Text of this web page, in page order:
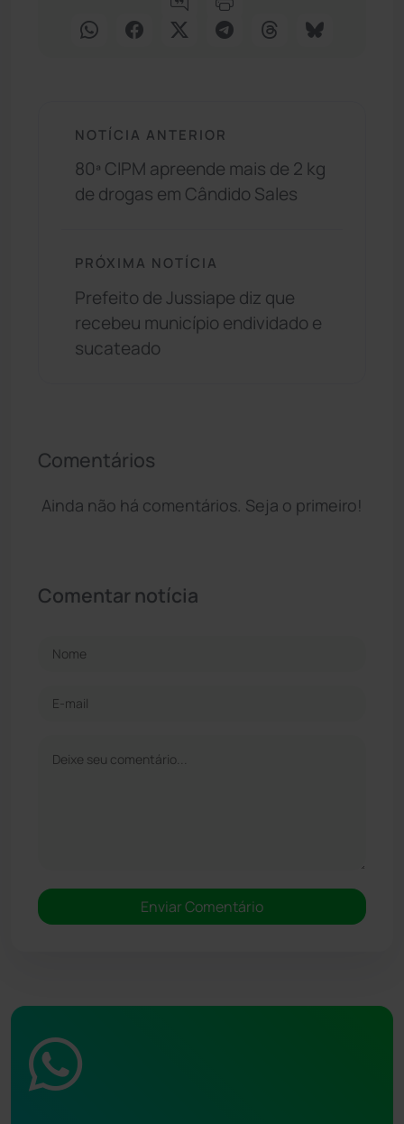
NOTÍCIA ANTERIOR
80ª CIPM apreende mais de 2 kg
de drogas em Cândido Sales
PRÓXIMA NOTÍCIA
Prefeito de Jussiape diz que
recebeu município endividado e
sucateado
Comentários
Ainda não há comentários. Seja o primeiro!
Comentar notícia